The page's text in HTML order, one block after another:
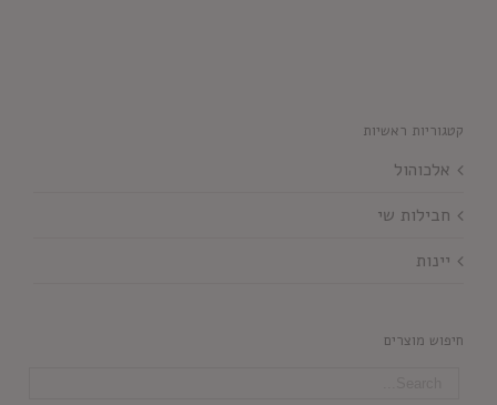
קטגוריות ראשיות
אלכוהול
חבילות שי
יינות
חיפוש מוצרים